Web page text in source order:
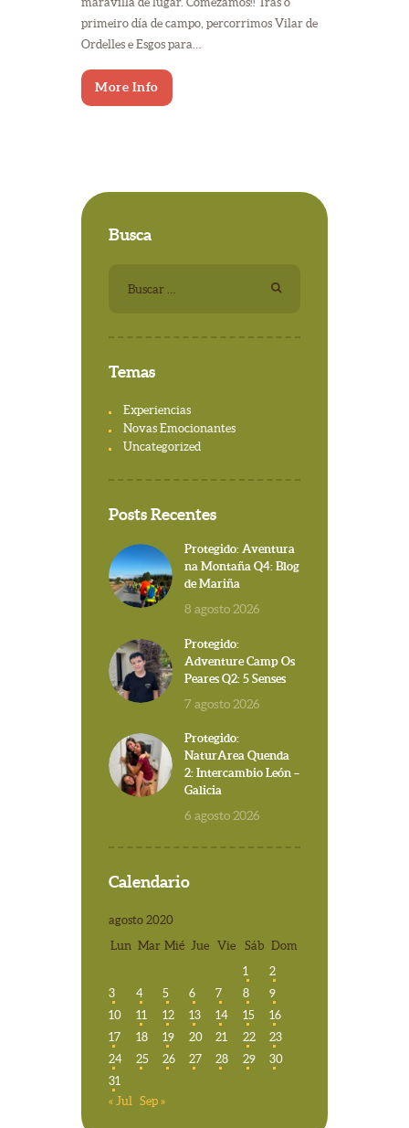
primeiro día de campo, percorrimos Vilar de
Ordelles e Esgos para…
More Info
Busca
Temas
Experiencias
Novas Emocionantes
Uncategorized
Posts Recentes
Protegido: Aventura
na Montaña Q4: Blog
de Mariña
8 agosto 2026
Protegido:
Adventure Camp Os
Peares Q2: 5 Senses
7 agosto 2026
Protegido:
NaturArea Quenda
2: Intercambio León –
Galicia
6 agosto 2026
Calendario
agosto 2020
Lun Mar Mié Jue Vie Sáb Dom
1
2
3
4 5 6 7 8
9
10
11 12 13 14 15
16
17
18 19 20 21 22
23
24
25 26 27 28 29
30
31
« Jul Sep »